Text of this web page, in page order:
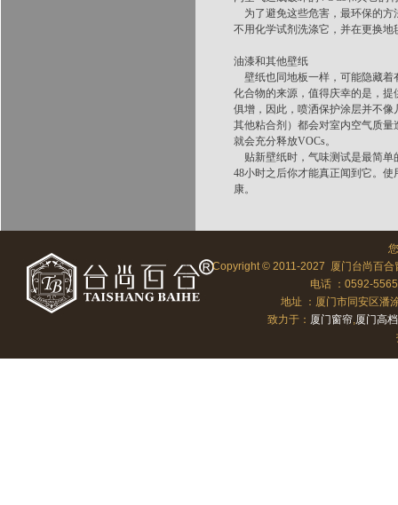
为了避免这些危害，最环保的方
不用化学试剂洗涤它，并在更换地
油漆和其他壁纸
壁纸也同地板一样，可能隐藏着
化合物的来源，值得庆幸的是，
俱增，因此，喷洒保护涂层并不
其他粘合剂）都会对室内空气质
就会充分释放VOCs。
贴新壁纸时，气味测试是最简单
48小时之后你才能真正闻到它。
康。
Copyright © 2011-2027 厦门台尚百
电话 ：0592-
地址 ：厦门市同安区潘
致力于： 厦门窗帘,厦门高